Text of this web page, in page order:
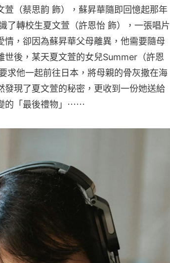
萱（蔡思韵 飾），蘇昇華隨即回憶起那年
了轉校生夏文萱（許恩怡 飾），一張唱片
，卻因為蘇昇華父母離異，他需要隨母
世後，某天夏文萱的女兒Summer（許恩
求他一起前往日本，將母親的骨灰撒在海
發現了夏文萱的秘密，更收到一份她送給
的「最後禮物」⋯⋯